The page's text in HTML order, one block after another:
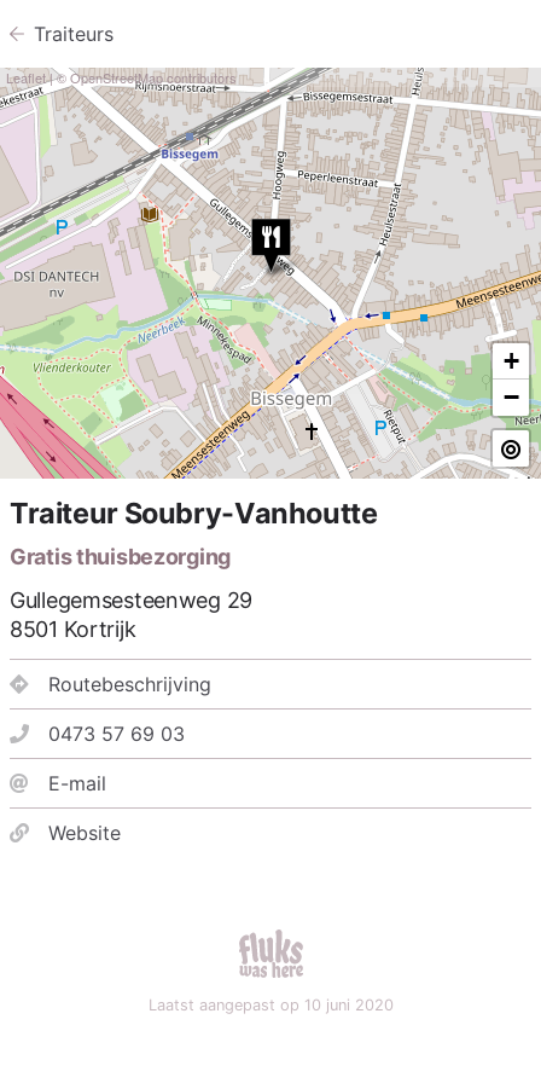
Traiteurs
+
−
Leaflet| ©OpenStreetMapcontributors
Traiteur Soubry-Vanhoutte
Gratis thuisbezorging
Gullegemsesteenweg 29
8501 Kortrijk
Routebeschrijving
0473 57 69 03
E-mail
Website
fluks was here
Laatst aangepast op 10 juni 2020